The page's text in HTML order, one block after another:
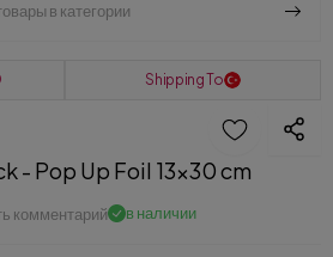
в категории
Shipping To
- Pop Up Foil 13x30 cm
комментарий в наличии